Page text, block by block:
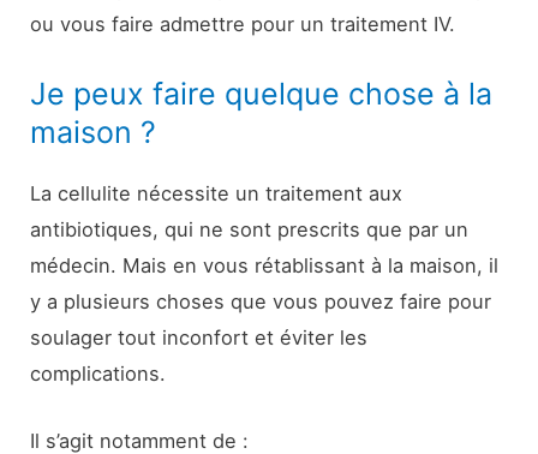
ou vous faire admettre pour un traitement IV.
Je peux faire quelque chose à la
maison ?
La cellulite nécessite un traitement aux
antibiotiques, qui ne sont prescrits que par un
médecin. Mais en vous rétablissant à la maison, il
y a plusieurs choses que vous pouvez faire pour
soulager tout inconfort et éviter les
complications.
Il s’agit notamment de :